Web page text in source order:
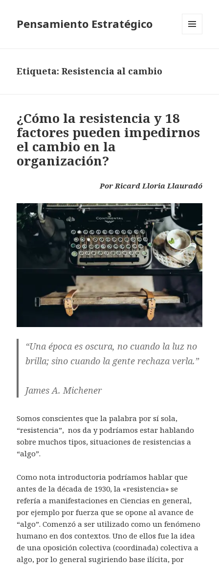
Pensamiento Estratégico
Etiqueta: Resistencia al cambio
¿Cómo la resistencia y 18
factores pueden impedirnos
el cambio en la
organización?
Por Ricard Lloria Llauradó
“Una época es oscura, no cuando la luz no
brilla; sino cuando la gente rechaza verla.”
James A. Michener
Somos conscientes que la palabra por sí sola,
“resistencia”, nos da y podríamos estar hablando
sobre muchos tipos, situaciones de resistencias a
“algo”.
Como nota introductoria podríamos hablar que
antes de la década de 1930, la «resistencia» se
refería a manifestaciones en Ciencias en general,
por ejemplo por fuerza que se opone al avance de
“algo”. Comenzó a ser utilizado como un fenómeno
humano en dos contextos. Uno de ellos fue la idea
de una oposición colectiva (coordinada) colectiva a
algo, por lo general sugiriendo base ilícita, por